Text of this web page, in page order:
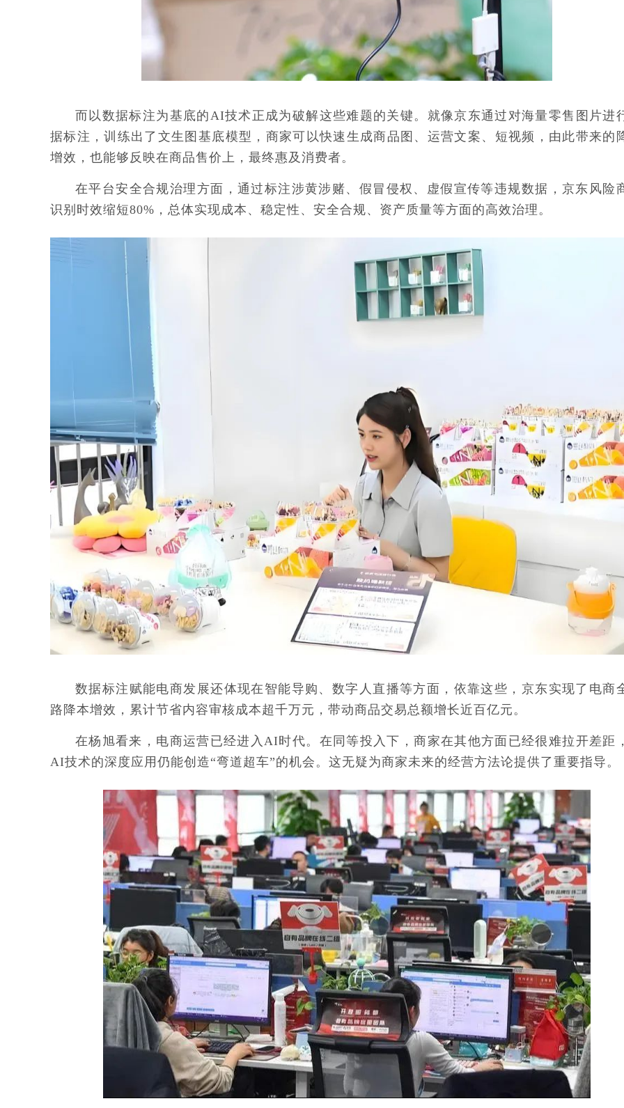
而以数据标注为基底的AI技术正成为破解这些难题的关键。就像京东通过对海量零售图片进
据标注，训练出了文生图基底模型，商家可以快速生成商品图、运营文案、短视频，由此带来的
增效，也能够反映在商品售价上，最终惠及消费者。
在平台安全合规治理方面，通过标注涉黄涉赌、假冒侵权、虚假宣传等违规数据，京东风险
识别时效缩短80%，总体实现成本、稳定性、安全合规、资产质量等方面的高效治理。
数据标注赋能电商发展还体现在智能导购、数字人直播等方面，依靠这些，京东实现了电商
路降本增效，累计节省内容审核成本超千万元，带动商品交易总额增长近百亿元。
在杨旭看来，电商运营已经进入AI时代。在同等投入下，商家在其他方面已经很难拉开差距
AI技术的深度应用仍能创造“弯道超车”的机会。这无疑为商家未来的经营方法论提供了重要指导。